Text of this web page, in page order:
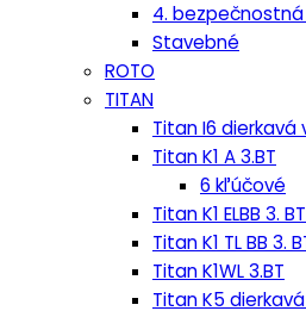
4.
Stavebné
ROTO
TITAN
Titan I6 dierkavá
Titan K1 A 3.BT
6 kľúčové
Titan K1 ELBB 3.
Titan K1 TL BB
Titan K1WL 3.BT
Titan K5